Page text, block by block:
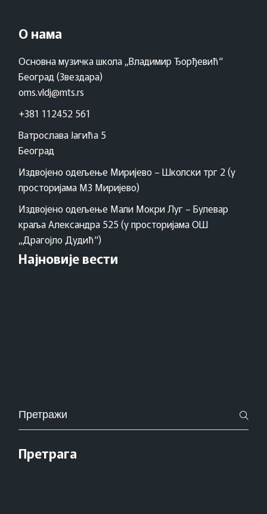
О нама
Основна музичка школа „Владимир Ђорђевић“
Београд (Звездара)
oms.vldj@mts.rs
+381 112452 561
Ватрослава Јагића 5
Београд
Издвојено одељење Миријево – Школски трг 2 (у
просторијама МЗ Миријево)
Издвојено одељење Мали Мокри Луг – Булевар
краља Александра 525 (у просторијама ОШ
„Драгојло Дудић“)
Најновије вести
Pretraži
za:
Претрага